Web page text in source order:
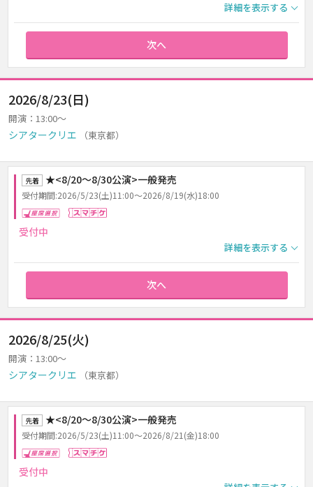
詳細を表示する
次へ
2026/8/23(日)
開演：13:00～
シアタークリエ （東京都）
先着 ★<8/20～8/30公演>一般発売
受付期間:2026/5/23(土)11:00～2026/8/19(水)18:00
座席選択
受付中
詳細を表示する
次へ
2026/8/25(火)
開演：13:00～
シアタークリエ （東京都）
先着 ★<8/20～8/30公演>一般発売
受付期間:2026/5/23(土)11:00～2026/8/21(金)18:00
座席選択
受付中